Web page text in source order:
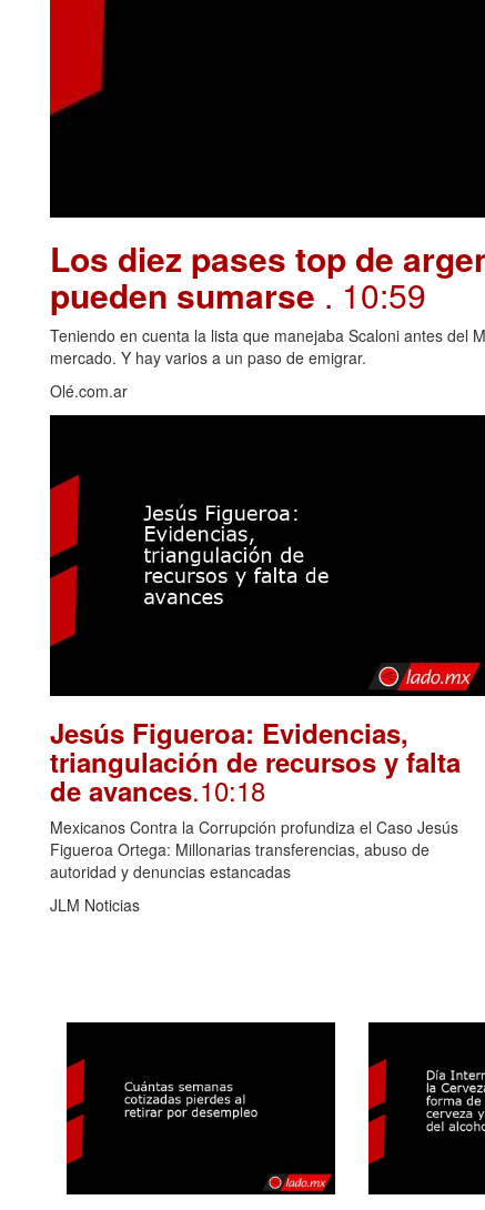
Los diez pases top de
pueden sumarse . 10:59
Teniendo en cuenta la lista que manejaba Scaloni antes del
mercado. Y hay varios a un paso de emigrar.
Olé.com.ar
Jesús Figueroa: Evidencias,
triangulación de recursos y falta
de avances.10:18
Mexicanos Contra la Corrupción profundiza el Caso Jesús
Figueroa Ortega: Millonarias transferencias, abuso de
autoridad y denuncias estancadas
JLM Noticias